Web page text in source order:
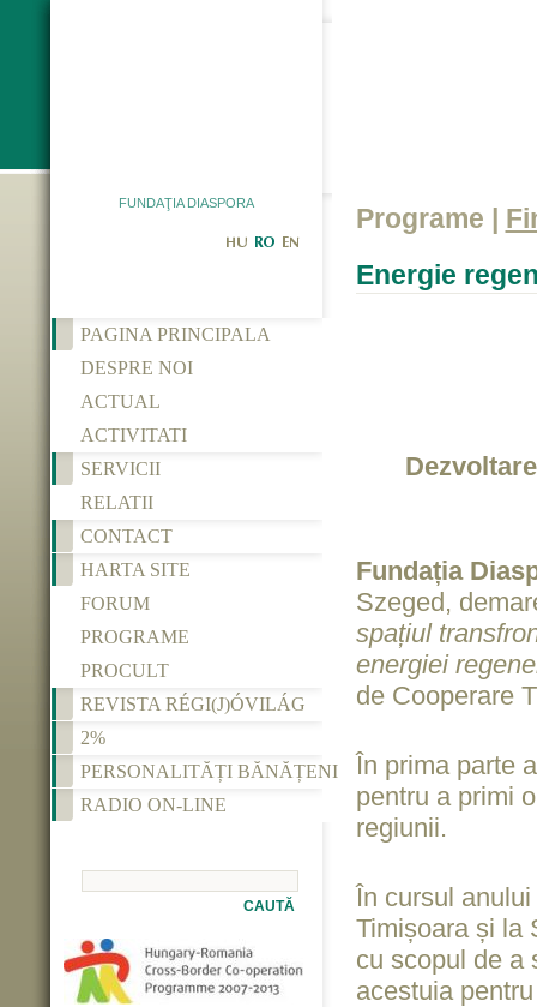
FUNDAŢIA DIASPORA
PAGINA PRINCIPALA
DESPRE NOI
ACTUAL
ACTIVITATI
SERVICII
RELATII
CONTACT
HARTA SITE
FORUM
PROGRAME
PROCULT
REVISTA RÉGI(J)ÓVILÁG
2%
PERSONALITĂȚI BĂNĂȚENI
RADIO ON-LINE
CAUTĂ
Programe |
Energie
Fundația
Szeged,
spațiul
energiei
de Cooperare
În prima parte
pentru a primi
regiunii.
În cursul
Timișoara și la
cu scopul de a
acestuia